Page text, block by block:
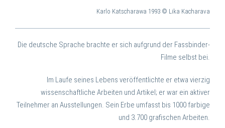
Karlo Katscharawa 1993 © Lika Kacharava
Die deutsche Sprache brachte er sich aufgrund der Fassbinder-
Filme selbst bei.
Im Laufe seines Lebens veröffentlichte er etwa vierzig
wissenschaftliche Arbeiten und Artikel; er war ein aktiver
Teilnehmer an Ausstellungen. Sein Erbe umfasst bis 1000 farbige
und 3.700 grafischen Arbeiten.